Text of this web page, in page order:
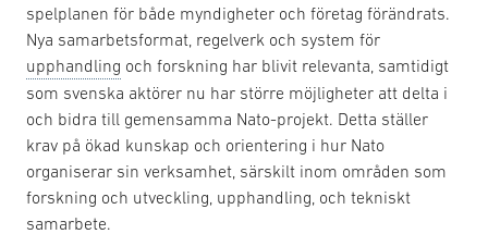
spelplanen för både myndigheter och företag förändrats.
Nya samarbetsformat, regelverk och system för
upphandling och forskning har blivit relevanta, samtidigt
som svenska aktörer nu har större möjligheter att delta i
och bidra till gemensamma Nato-projekt. Detta ställer
krav på ökad kunskap och orientering i hur Nato
organiserar sin verksamhet, särskilt inom områden som
forskning och utveckling, upphandling, och tekniskt
samarbete.